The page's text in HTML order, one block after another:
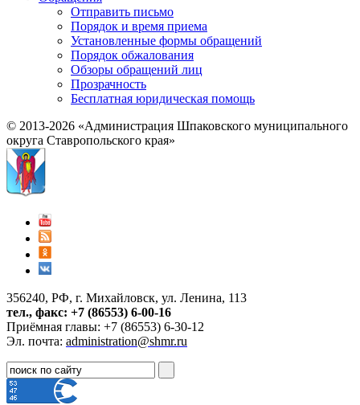
Отправить письмо
Порядок и время приема
Установленные формы обращений
Порядок обжалования
Обзоры обращений лиц
Прозрачность
Бесплатная юридическая помощь
© 2013-2026 «Администрация Шпаковского муниципального
округа Ставропольского края»
356240, РФ, г. Михайловск, ул. Ленина, 113
тел., факс: +7 (86553) 6-00-16
Приёмная главы: +7 (86553) 6-30-12
Эл. почта: administration@shmr.ru